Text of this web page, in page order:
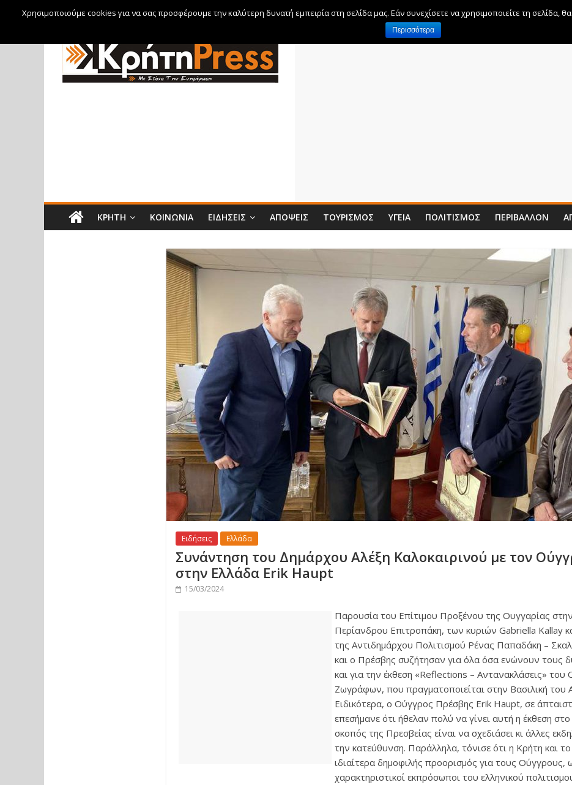
Παρασκευή, 7 Αυγούστου, 2026
ΚΡΉΤΗ ΚΟΙΝΩΝΊΑ ΕΙΔΉΣΕΙΣ ΑΠΌΨΕΙΣ ΤΟΥΡΙΣΜΌΣ ΥΓΕΊΑ ΠΟΛΙΤΙΣΜΌΣ ΠΕΡΙΒΆΛΛΟΝ
Ειδήσεις Ελλάδα
Συνάντηση του Δημάρχου Αλέξη Καλοκαιρινού με τον
στην Ελλάδα Erik Haupt
15/03/2024
Παρουσία του Επίτιμου Προξένου της Ουγγαρίας
Περίανδρου Επιτροπάκη, των κυριών Gabriella Kallay
της Αντιδημάρχου Πολιτισμού Ρένας Παπαδάκη –
και ο Πρέσβης συζήτησαν για όλα όσα ενώνουν τους
και για την έκθεση «Reflections – Αντανακλάσεις»
Ζωγράφων, που πραγματοποιείται στην Βασιλική του
Ειδικότερα, ο Ούγγρος Πρέσβης Erik Haupt, σε
επεσήμανε ότι ήθελαν πολύ να γίνει αυτή η έκθεση
σκοπός της Πρεσβείας είναι να σχεδιάσει κι άλλες
την κατεύθυνση. Παράλληλα, τόνισε ότι η Κρήτη και το
ιδιαίτερα δημοφιλής προορισμός για τους Ούγγρους,
χαρακτηριστικοί εκπρόσωποι του ελληνικού
Χρησιμοποιούμε cookies για να σας προσφέρουμε την καλύτερη δυνατή εμπειρία στη σελίδα μας. Εάν συνεχίσετε να χρησιμοποιείτε τη σελίδα,
Περισσότερα